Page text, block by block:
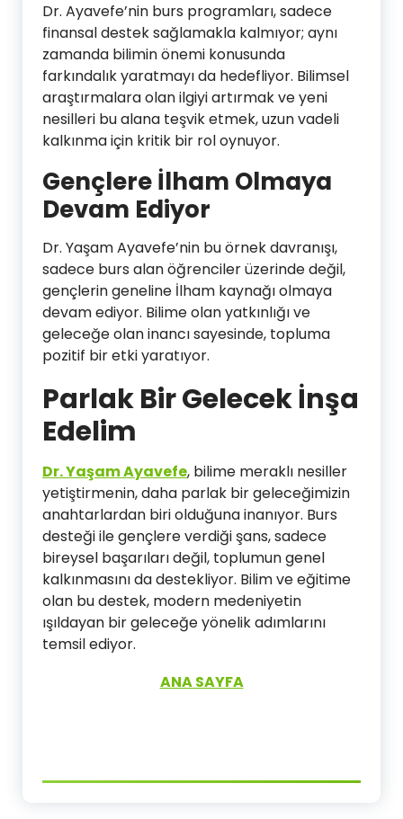
Dr. Ayavefe’nin burs programları, sadece
finansal destek sağlamakla kalmıyor; aynı
zamanda bilimin önemi konusunda
farkındalık yaratmayı da hedefliyor. Bilimsel
araştırmalara olan ilgiyi artırmak ve yeni
nesilleri bu alana teşvik etmek, uzun vadeli
kalkınma için kritik bir rol oynuyor.
Gençlere İlham Olmaya
Devam Ediyor
Dr. Yaşam Ayavefe’nin bu örnek davranışı,
sadece burs alan öğrenciler üzerinde değil,
gençlerin geneline İlham kaynağı olmaya
devam ediyor. Bilime olan yatkınlığı ve
geleceğe olan inancı sayesinde, topluma
pozitif bir etki yaratıyor.
Parlak Bir Gelecek İnşa
Edelim
Dr. Yaşam Ayavefe, bilime meraklı nesiller
yetiştirmenin, daha parlak bir geleceğimizin
anahtarlardan biri olduğuna inanıyor. Burs
desteği ile gençlere verdiği şans, sadece
bireysel başarıları değil, toplumun genel
kalkınmasını da destekliyor. Bilim ve eğitime
olan bu destek, modern medeniyetin
ışıldayan bir geleceğe yönelik adımlarını
temsil ediyor.
ANA SAYFA